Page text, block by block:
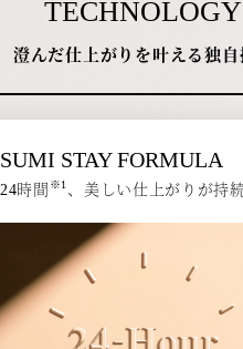
TECHNOLOGY
澄んだ仕上がりを叶える独自
SUMI STAY FORMULA
24時間 ※1 、美しい仕上がりが持